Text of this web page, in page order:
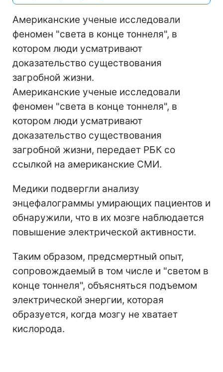
Американские ученые исследовали
феномен "света в конце тоннеля", в
котором люди усматривают
доказательство существования
загробной жизни.
Американские ученые исследовали
феномен "света в конце тоннеля", в
котором люди усматривают
доказательство существования
загробной жизни, передает РБК со
ссылкой на американские СМИ.
Медики подвергли анализу
энцефалограммы умирающих пациентов и
обнаружили, что в их мозге наблюдается
повышение электрической активности.
Таким образом, предсмертный опыт,
сопровождаемый в том числе и "светом в
конце тоннеля", объясняться подъемом
электрической энергии, которая
образуется, когда мозгу не хватает
кислорода.